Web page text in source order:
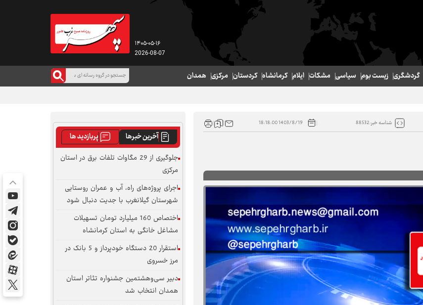
۱۴۰۵-۰۵-۱۶
2026-08-07
گردشگری زیست بوم سیاسی مشکات ایلام کرمانشاه کردستان مرکزی همدان
شناسه خبر:88532 1403/8/19 18:18:00
آخرین خبرها
پربازدید ها
جلوگیری از 29 مگاوات تلفات برق در استان
مرکزی
اجرای پروژه‌های راه، آب و عمران روستایی
شهرستان گیلانغرب با جدیت دنبال شود
اختصاص 160 میلیارد تومان تسهیلات
مشاغل خانگی به استان کرمانشاه
استقرار 20 دستگاه خودپرداز و 5 بانک در
مرز خسروی
دبیر سی‌وهشتمین جشنواره تئاتر استان
همدان انتخاب شد